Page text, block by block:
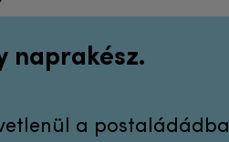
naprakész.
a postaládádba